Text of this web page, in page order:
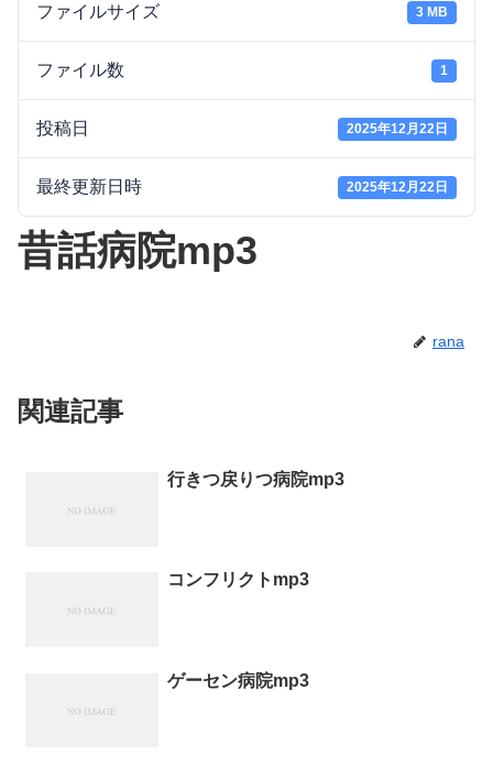
ファイルサイズ 3 MB
ファイル数 1
投稿日 2025年12月22日
最終更新日時 2025年12月22日
昔話病院mp3
rana
関連記事
行きつ戻りつ病院mp3
コンフリクトmp3
ゲーセン病院mp3